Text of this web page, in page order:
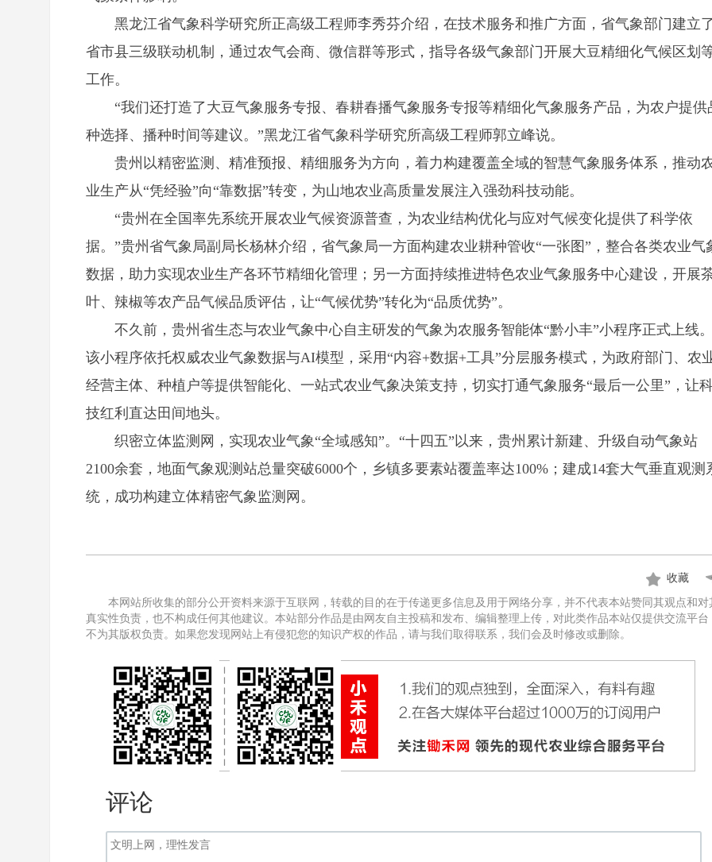
黑龙江省气象科学研究所正高级工程师李秀芬介绍，在技术服务和推广方面，省气象部门建立
省市县三级联动机制，通过农气会商、微信群等形式，指导各级气象部门开展大豆精细化气候区划
工作。
“我们还打造了大豆气象服务专报、春耕春播气象服务专报等精细化气象服务产品，为农户提供
种选择、播种时间等建议。”黑龙江省气象科学研究所高级工程师郭立峰说。
贵州以精密监测、精准预报、精细服务为方向，着力构建覆盖全域的智慧气象服务体系，推动
业生产从“凭经验”向“靠数据”转变，为山地农业高质量发展注入强劲科技动能。
“贵州在全国率先系统开展农业气候资源普查，为农业结构优化与应对气候变化提供了科学依
据。”贵州省气象局副局长杨林介绍，省气象局一方面构建农业耕种管收“一张图”，整合各类农业气
数据，助力实现农业生产各环节精细化管理；另一方面持续推进特色农业气象服务中心建设，开展
叶、辣椒等农产品气候品质评估，让“气候优势”转化为“品质优势”。
不久前，贵州省生态与农业气象中心自主研发的气象为农服务智能体“黔小丰”小程序正式上线。
该小程序依托权威农业气象数据与AI模型，采用“内容+数据+工具”分层服务模式，为政府部门、农
经营主体、种植户等提供智能化、一站式农业气象决策支持，切实打通气象服务“最后一公里”，让
技红利直达田间地头。
织密立体监测网，实现农业气象“全域感知”。“十四五”以来，贵州累计新建、升级自动气象站
2100余套，地面气象观测站总量突破6000个，乡镇多要素站覆盖率达100%；建成14套大气垂直观测
统，成功构建立体精密气象监测网。
收藏
本网站所收集的部分公开资料来源于互联网，转载的目的在于传递更多信息及用于网络分享，并不代表本站赞同其观点和对
真实性负责，也不构成任何其他建议。本站部分作品是由网友自主投稿和发布、编辑整理上传，对此类作品本站仅提供交流平台
不为其版权负责。如果您发现网站上有侵犯您的知识产权的作品，请与我们取得联系，我们会及时修改或删除。
评论